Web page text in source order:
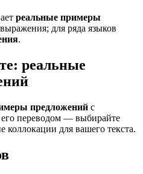
реальные примеры
для ряда языков
.
реальные
предложений с
его переводом — выбирайте
коллокации для вашего текста.